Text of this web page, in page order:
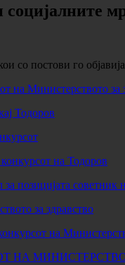
социјалните
со постови го
на Министерството за
Тодоров
на Тодоров
позицијата советник
за здравство
на
НА